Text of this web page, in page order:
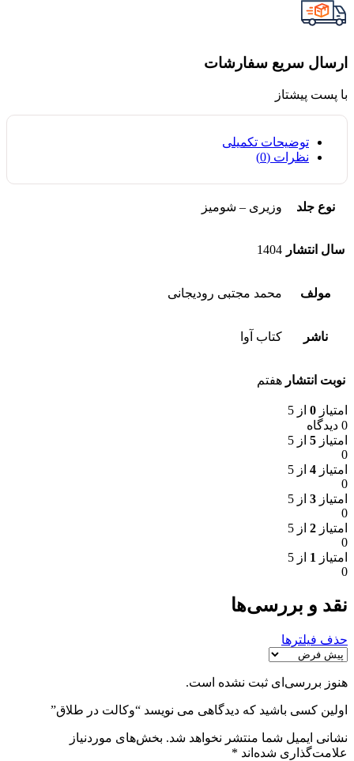
ارسال سریع سفارشات
با پست پیشتاز
توضیحات تکمیلی
نظرات (0)
نوع جلد وزیری – شومیز
سال انتشار 1404
مولف محمد مجتبی رودیجانی
ناشر کتاب آوا
نوبت انتشار هفتم
امتیاز 0 از 5
0 دیدگاه
امتیاز 5 از 5
0
امتیاز 4 از 5
0
امتیاز 3 از 5
0
امتیاز 2 از 5
0
امتیاز 1 از 5
0
نقد و بررسی‌ها
حذف فیلترها
هنوز بررسی‌ای ثبت نشده است.
اولین کسی باشید که دیدگاهی می نویسد “وکالت در طلاق”
نشانی ایمیل شما منتشر نخواهد شد. بخش‌های موردنیاز
علامت‌گذاری شده‌اند *